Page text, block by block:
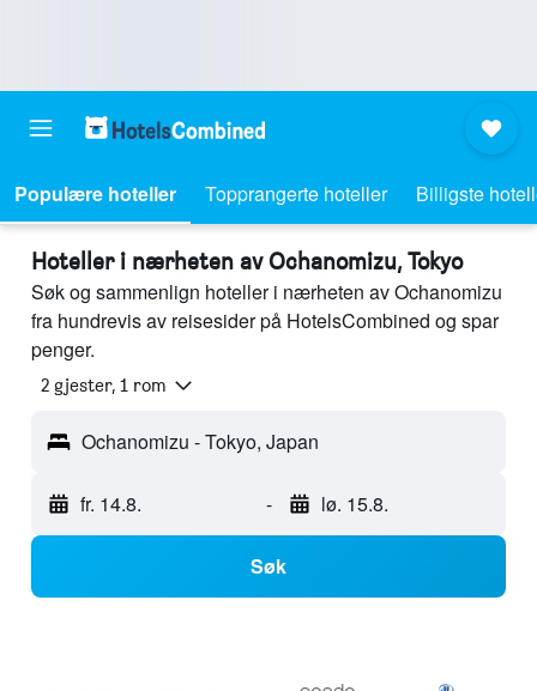
Populære hoteller Topprangerte hoteller Billigste
Hoteller i nærheten av Ochanomizu, Tokyo
Søk og sammenlign hoteller i nærheten av Ochanomizu
fra hundrevis av reisesider på HotelsCombined og spar
penger.
2 gjester, 1 rom
Ochanomizu - Tokyo, Japan
fr. 14.8. - lø. 15.8.
Søk